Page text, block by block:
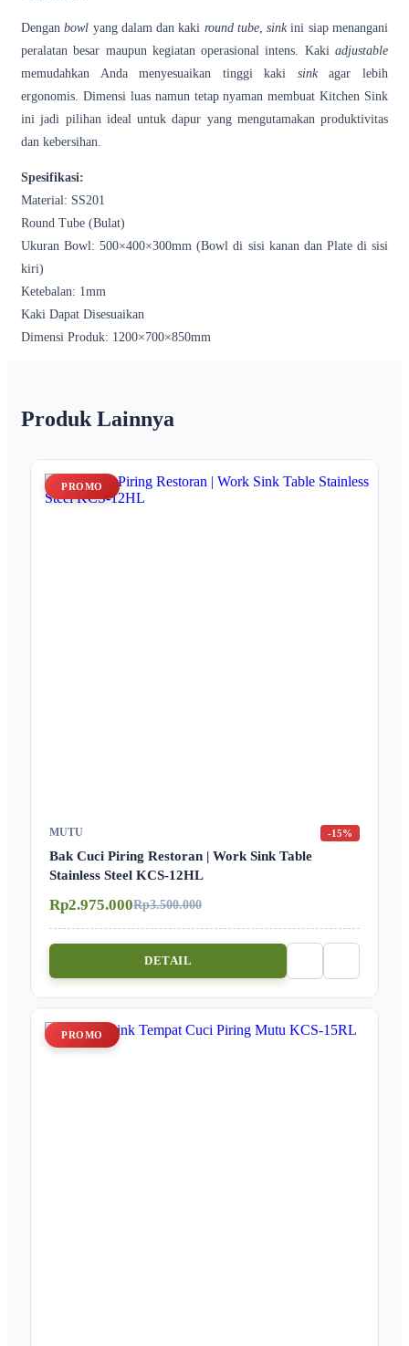
Denganbowl yang dalam dan kaki round tube,sinkini siap menangani
peralatan besar maupun kegiatan operasional intens. Kaki adjustable
memudahkan Anda menyesuaikan tinggi kaki sinkagar lebih
ergonomis. Dimensi luas namun tetap nyaman membuat Kitchen Sink
ini jadi pilihan ideal untuk dapur yang mengutamakan produktivitas
dan kebersihan.
Spesifikasi:
Material: SS201
Round Tube (Bulat)
Ukuran Bowl: 500×400×300mm (Bowl di sisi kanan dan Plate di sisi
kiri)
Ketebalan: 1mm
Kaki Dapat Disesuaikan
Dimensi Produk: 1200×700×850mm
Produk Lainnya
PROMO
MUTU -15%
Bak Cuci Piring Restoran | Work Sink Table
Stainless Steel KCS-12HL
Rp2.975.000Rp3.500.000
DETAIL
PROMO